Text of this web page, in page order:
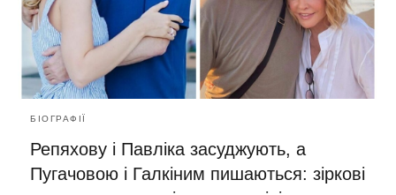
БІОГРАФІЇ
Репяхову і Павліка засуджують, а
Пугачовою і Галкіним пишаються: зіркові